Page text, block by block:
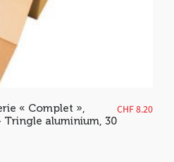
« Complet »,
Tringle aluminium, 30
CHF8.20